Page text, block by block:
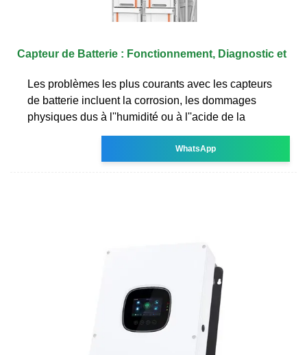
Capteur de Batterie : Fonctionnement, Diagnostic et
Les problèmes les plus courants avec les capteurs
de batterie incluent la corrosion, les dommages
physiques dus à l''humidité ou à l''acide de la
WhatsApp